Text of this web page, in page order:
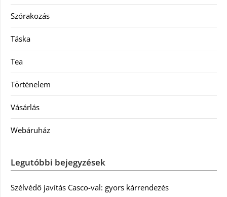
Szórakozás
Táska
Tea
Történelem
Vásárlás
Webáruház
Legutóbbi bejegyzések
Szélvédő javítás Casco-val: gyors kárrendezés